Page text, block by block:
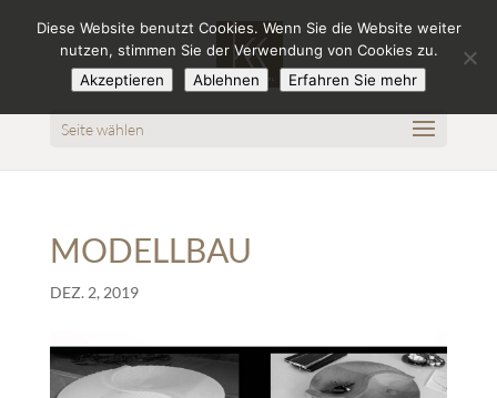
Seite wählen
MODELLBAU
DEZ. 2, 2019
Diese Website benutzt Cookies. Wenn Sie die Website weiter
nutzen, stimmen Sie der Verwendung von Cookies zu.
Akzeptieren
Ablehnen Erfahren Sie mehr